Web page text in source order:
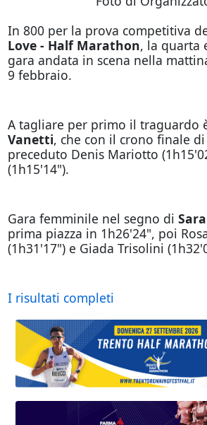
In 800 per la prova competitiva
Love - Half Marathon, la quarta
gara andata in scena nella
9 febbraio.
A tagliare per primo il traguardo
Vanetti, che con il crono finale
preceduto Denis Mariotto
(1h15'14").
Gara femminile nel segno di
prima piazza in 1h26'24", poi
(1h31'17") e Giada Trisolini
I risultati completi